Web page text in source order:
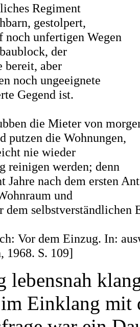
Regiment
gestolpert,
noch unfertigen Wegen
der
bereit, aber
noch ungeeignete
Gegend ist.
die Mieter von
putzen die Wohnungen,
nie wieder
reinigen werden; denn
Jahre nach dem ersten
und
dem selbstverständlichen
Vor dem Einzug. In:
1968. S. 109]
lebensnah
Einklang mit